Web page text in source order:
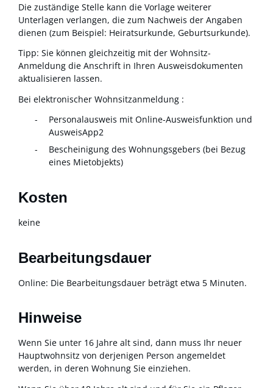
Die zuständige Stelle kann die Vorlage weiterer
Unterlagen verlangen, die zum Nachweis der Angaben
dienen (zum Beispiel: Heiratsurkunde, Geburtsurkunde).
Tipp: Sie können gleichzeitig mit der Wohnsitz-
Anmeldung die Anschrift in Ihren Ausweisdokumenten
aktualisieren lassen.
Bei elektronischer Wohnsitzanmeldung :
Personalausweis mit Online-Ausweisfunktion und
AusweisApp2
Bescheinigung des Wohnungsgebers (bei Bezug
eines Mietobjekts)
Kosten
keine
Bearbeitungsdauer
Online: Die Bearbeitungsdauer beträgt etwa 5 Minuten.
Hinweise
Wenn Sie unter 16 Jahre alt sind, dann muss Ihr neuer
Hauptwohnsitz von derjenigen Person angemeldet
werden, in deren Wohnung Sie einziehen.